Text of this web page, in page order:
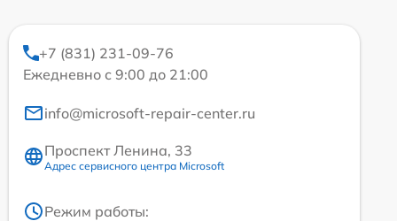
+7 (831) 231-09-76
Ежедневно с 9:00 до 21:00
info@microsoft-repair-center.ru
Проспект Ленина, 33
Адрес сервисного центра Microsoft
Режим работы: